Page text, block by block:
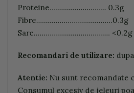
Proteine............................. 0.3g
Fibre.......................................0.3g
Sare....................................... <0.2g
Recomandari de utilizare:
Atentie: Nu sunt recomandate
Consumul excesiv de jeleuri